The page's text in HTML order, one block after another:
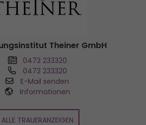
Theiner GmbH
0473 233320
0473 233320
E-Mail senden
Informationen
ALLE TRAUERANZEIGEN